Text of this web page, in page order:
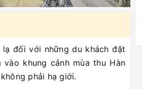
lạ đối với những du khách đặt
khung cảnh mùa thu Hàn
phải hạ giới.